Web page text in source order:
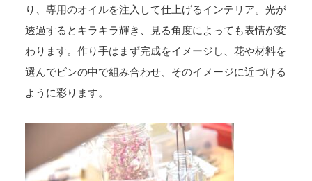
り、専用のオイルを注入して仕上げるインテリア。光が
透過するとキラキラ輝き、見る角度によっても表情が変
わります。作り手はまず完成をイメージし、花や材料を
選んでビンの中で組み合わせ、そのイメージに近づける
ように彩ります。